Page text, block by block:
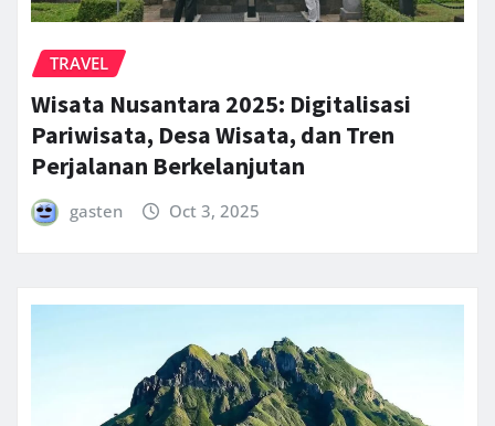
TRAVEL
Wisata Nusantara 2025: Digitalisasi
Pariwisata, Desa Wisata, dan Tren
Perjalanan Berkelanjutan
gasten Oct 3, 2025